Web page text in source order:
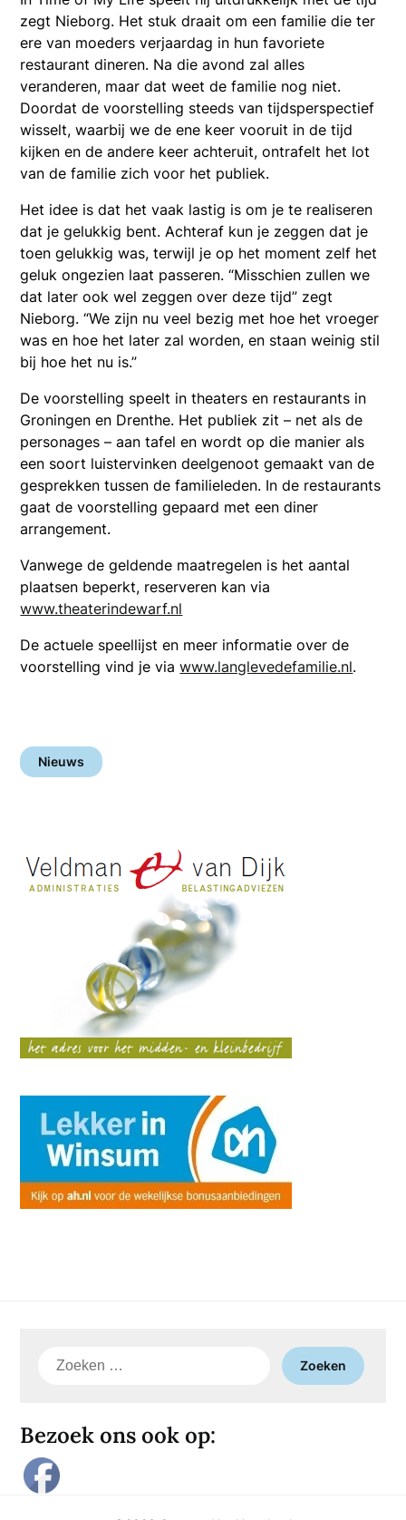
zegt Nieborg. Het stuk draait om een familie die ter
ere van moeders verjaardag in hun favoriete
restaurant dineren. Na die avond zal alles
veranderen, maar dat weet de familie nog niet.
Doordat de voorstelling steeds van tijdsperspectief
wisselt, waarbij we de ene keer vooruit in de tijd
kijken en de andere keer achteruit, ontrafelt het lot
van de familie zich voor het publiek.
Het idee is dat het vaak lastig is om je te realiseren
dat je gelukkig bent. Achteraf kun je zeggen dat je
toen gelukkig was, terwijl je op het moment zelf het
geluk ongezien laat passeren. “Misschien zullen we
dat later ook wel zeggen over deze tijd” zegt
Nieborg. “We zijn nu veel bezig met hoe het vroeger
was en hoe het later zal worden, en staan weinig stil
bij hoe het nu is.”
De voorstelling speelt in theaters en restaurants in
Groningen en Drenthe. Het publiek zit – net als de
personages – aan tafel en wordt op die manier als
een soort luistervinken deelgenoot gemaakt van de
gesprekken tussen de familieleden. In de restaurants
gaat de voorstelling gepaard met een diner
arrangement.
Vanwege de geldende maatregelen is het aantal
plaatsen beperkt, reserveren kan via
www.theaterindewarf.nl
De actuele speellijst en meer informatie over de
voorstelling vind je viawww.langlevedefamilie.nl.
Nieuws
Zoeken
Bezoek ons ook op: